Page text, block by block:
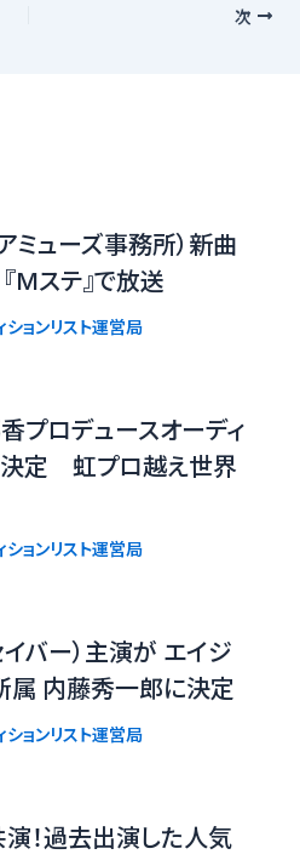
次
ミューズ事務所）新曲
Mステ』で放送
ションリスト運営局
プロデュースオーディ
決定 虹プロ越え世界
ションリスト運営局
バー）主演が エイジ
属 内藤秀一郎に決定
ションリスト運営局
！過去出演した人気